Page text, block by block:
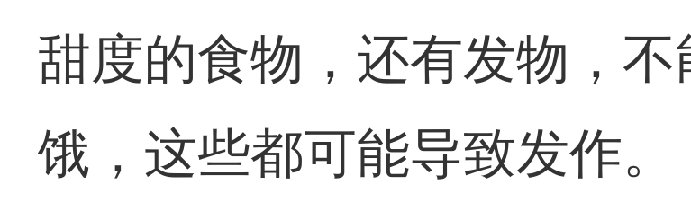
甜度的食物，还有发物，
饿，这些都可能导致发作。